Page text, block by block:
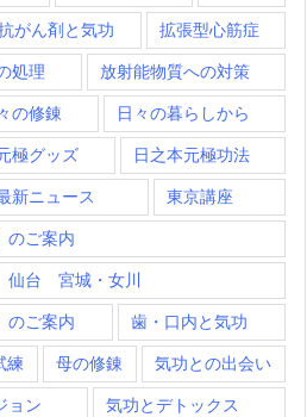
がん剤と気功 拡張型心筋症
処理 放射能物質への対策
の修錬 日々の暮らしから
極グッズ 日之本元極功法
新ニュース 東京講座
のご案内
台 宮城・女川
のご案内 歯・口内と気功
練 母の修錬 気功との出会い
ョン 気功とデトックス